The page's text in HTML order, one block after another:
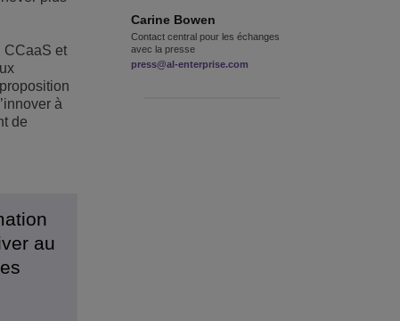
CCaaS et
à
de
au
Carine Bowen
Contact central pour les échanges
avec la presse
press@al-enterprise.com